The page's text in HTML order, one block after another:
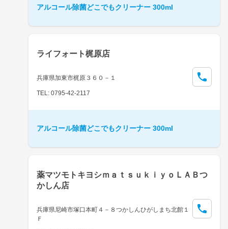
アルコール除菌どこでもクリーナー 300ml
ライフォート梶原店
兵庫県加東市梶原３６０－１
TEL: 0795-42-2117
アルコール除菌どこでもクリーナー 300ml
薬マツモトキヨシｍａｔｓｕｋｉｙｏＬＡＢつ
かしん店
兵庫県尼崎市塚口本町４－８つかしんひがしまち北館１
Ｆ